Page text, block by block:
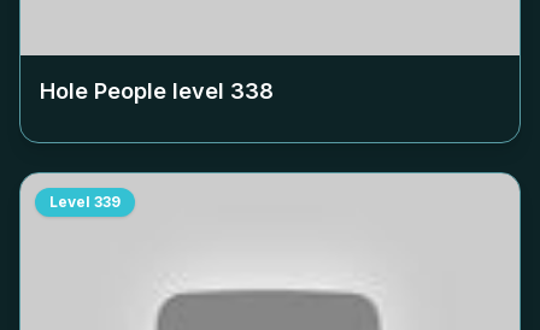
Hole People level 338
Level 339